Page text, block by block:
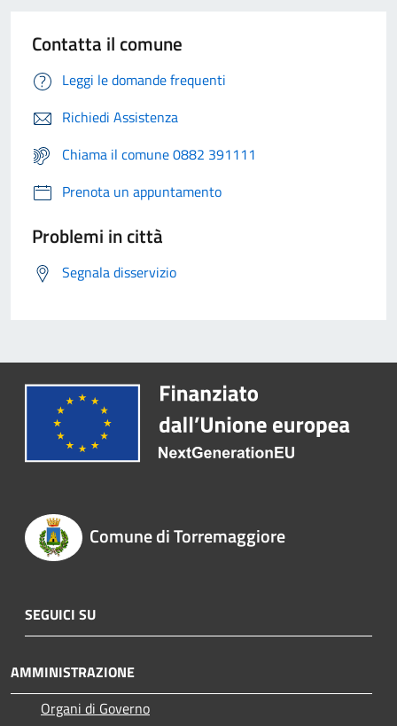
Contatta il comune
Leggi le domande frequenti
Richiedi Assistenza
Chiama il comune 0882 391111
Prenota un appuntamento
Problemi in città
Segnala disservizio
Comune di Torremaggiore
SEGUICI SU
AMMINISTRAZIONE
Organi di Governo